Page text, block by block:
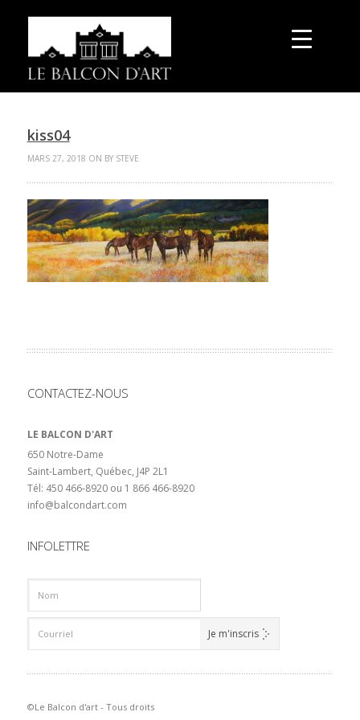
kiss04
MARS 27, 2018 ON BY STEVE
CONTACTEZ-NOUS
LE BALCON D'ART
650 Notre-Dame
Saint-Lambert, Québec, J4P 2L1
Tél: 450 466-8920 ou 1 866 466-8920
info@balcondart.com
INFOLETTRE
©Le Balcon d'art - Tous droits